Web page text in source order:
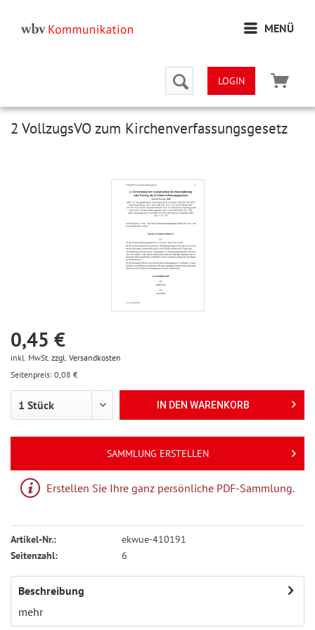
MENÜ
LOGIN
2 VollzugsVO zum Kirchenverfassungsgesetz
0,45 €
inkl. MwSt. zzgl. Versandkosten
Seitenpreis: 0,08 €
IN DEN WARENKORB
SAMMLUNG ERSTELLEN
Erstellen Sie Ihre ganz persönliche PDF-Sammlung.
Artikel-Nr.:
ekwue-410191
Seitenzahl:
6
Beschreibung
mehr